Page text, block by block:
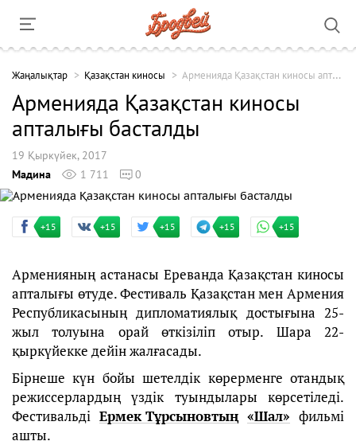
Жаңалықтар Қазақстан киносы Арменияда Қазақстан киносы апталығы басталды
Арменияда Қазақстан киносы
апталығы басталды
19 Қыркүйек, 2017
Мадина
1 711 0
+15 +15 +15 +15 +15
Арменияның астанасы Ереванда Қазақстан киносы
апталығы өтуде. Фестиваль Қазақстан мен Армения
Республикасының дипломатиялық достығына 25-
жыл толуына орай өткізіліп отыр. Шара 22-
қыркүйекке дейін жалғасады.
Бірнеше күн бойы шетелдік көрерменге отандық
режиссерлардың үздік туындылары көрсетіледі.
Фестивальді Ермек Тұрсыновтың «Шал» фильмі
ашты.